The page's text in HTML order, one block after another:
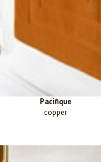
Pacifique
copper